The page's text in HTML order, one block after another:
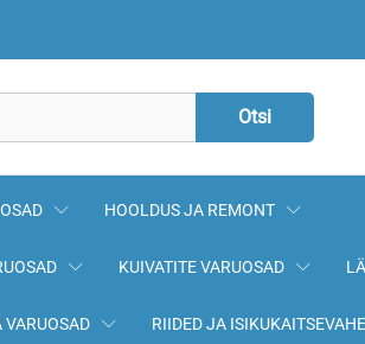
Otsi
HOOLDUS JA REMONT
KUIVATITE VARUOSAD
VARUOSAD RIIDED JA